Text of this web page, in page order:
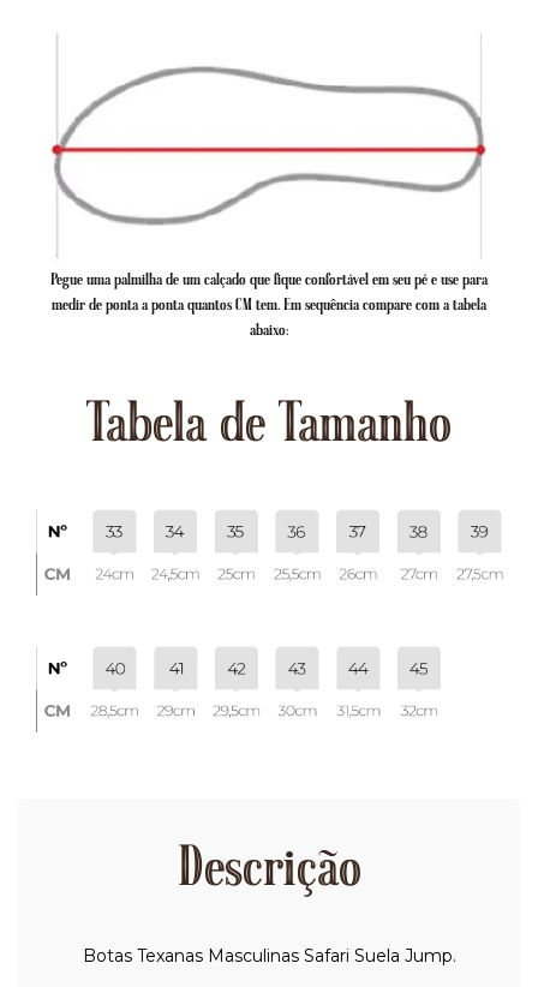
Pegue uma palmilha de um calçado que fique confortável em seu pé e use para
medir de ponta a ponta quantos CM tem. Em sequência compare com a tabela
abaixo:
Tabela de Tamanho
Descrição
Botas Texanas Masculinas Safari Suela Jump.